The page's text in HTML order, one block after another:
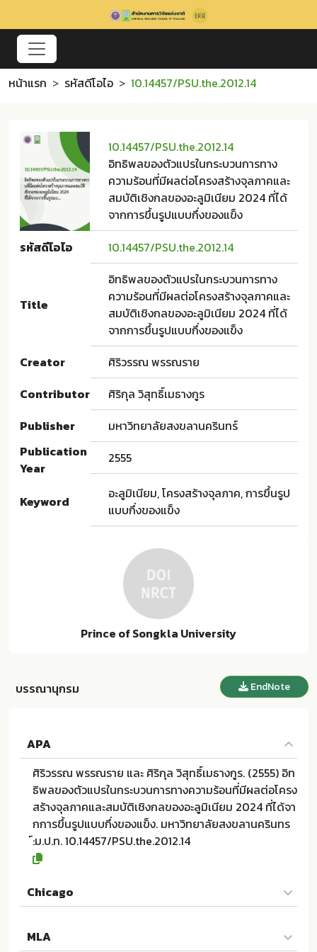
หน้าแรก รหัสดีโอไอ 10.14457/PSU.the.2012.14
10.14457/PSU.the.2012.14
อิทธิพลของตัวแปรในกระบวนการทาง
ความร้อนที่มีผลต่อโครงสร้างจุลภาคและ
สมบัติเชิงกลของอะลูมิเนียม 2024 ที่ได้
จากการขึ้นรูปแบบกึ่งของแข็ง
รหัสดีโอไอ
10.14457/PSU.the.2012.14
Title
อิทธิพลของตัวแปรในกระบวนการทาง
ความร้อนที่มีผลต่อโครงสร้างจุลภาคและ
สมบัติเชิงกลของอะลูมิเนียม 2024 ที่ได้
จากการขึ้นรูปแบบกึ่งของแข็ง
Creator
ศิริวรรณ พรรณราย
Contributor
ศิริกุล วิสุทธิ์เมธางกูร
Publisher
มหาวิทยาลัยสงขลานครินทร์
Publication
Year
2555
Keyword
อะลูมิเนียม, โครงสร้างจุลภาค, การขึ้นรูป
แบบกึ่งของแข็ง
Prince of Songkla University
บรรณานุกรม EndNote
APA
ศิริวรรณ พรรณราย และ ศิริกุล วิสุทธิ์เมธางกูร. (2555) อิท
ธิพลของตัวแปรในกระบวนการทางความร้อนที่มีผลต่อโครง
สร้างจุลภาคและสมบัติเชิงกลของอะลูมิเนียม 2024 ที่ได้จา
กการขึ้นรูปแบบกึ่งของแข็ง. มหาวิทยาลัยสงขลานครินทร
์:ม.ป.ท. 10.14457/PSU.the.2012.14
Chicago
พลของตัวแปรในกระบวนการทางความร้อนที่มีผลต่อโครง
MLA